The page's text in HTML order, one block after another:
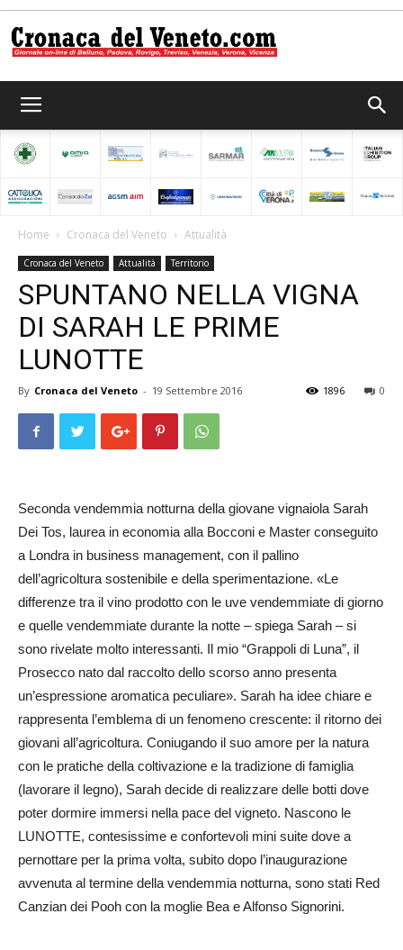
del
Veneto
Home Cronaca del Veneto Attualità
Cronaca del Veneto Attualità Territorio
SPUNTANO NELLA VIGNA
DI SARAH LE PRIME
LUNOTTE
By Cronaca del Veneto - 19 Settembre 2016 0
1896
Seconda vendemmia notturna della giovane vignaiola Sarah
Dei Tos, laurea in economia alla Bocconi e Master conseguito
a Londra in business management, con il pallino
dell’agricoltura sostenibile e della sperimentazione. «Le
differenze tra il vino prodotto con le uve vendemmiate di giorno
e quelle vendemmiate du­rante la notte – spie­ga Sa­rah – si
sono rivelate molto interessanti. Il mio “Grap­poli di Luna”, il
Prosecco nato dal raccolto dello scorso anno presenta
un’espres­sione aromatica peculiare». Sarah ha idee chiare e
rappresenta l’emblema di un fenomeno crescente: il ritorno dei
giovani all’agricoltura. Coniugan­do il suo amore per la natura
con le pratiche della coltivazione e la tradizione di famiglia
(lavorare il legno), Sarah decide di realizzare delle botti dove
poter dormire immersi nella pace del vigneto. Nascono le
LUNOTTE, contesissime e confortevoli mini suite dove a
pernottare per la prima volta, subito dopo l’inaugurazione
avvenuta al termine della vendemmia notturna, sono stati Red
Canzian dei Pooh con la moglie Bea e Alfonso Signorini.